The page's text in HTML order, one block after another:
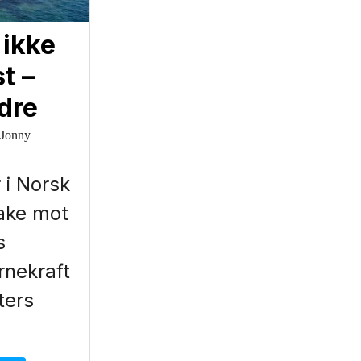
–
i Norsk
mot